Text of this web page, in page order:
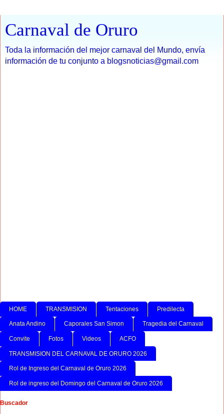
Carnaval de Oruro
Toda la información del mejor carnaval del Mundo, envía
información de tu conjunto a blogsnoticias@gmail.com
HOME TRANSMISION Tentaciones Predilecta
Anata Andino Caporales San Simon Tragedia del Carnaval
Convite Fotos Videos ACFO
TRANSMISION DEL CARNAVAL DE ORURO 2026
Rol de Ingreso del Carnaval de Oruro 2026
Rol de ingreso del Domingo del Carnaval de Oruro 2026
Buscador